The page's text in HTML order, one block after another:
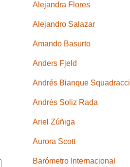
Alejandra Flores
Alejandro Salazar
Amando Basurto
Anders Fjeld
Andrés Bianque Squadracci
Andrés Soliz Rada
Ariel Zúñiga
Aurora Scott
Barómetro Internacional